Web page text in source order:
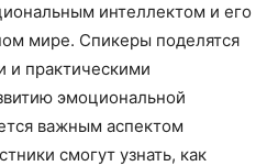
интеллектом и его
мире. Спикеры поделятся
и практическими
эмоциональной
важным аспектом
смогут узнать, как